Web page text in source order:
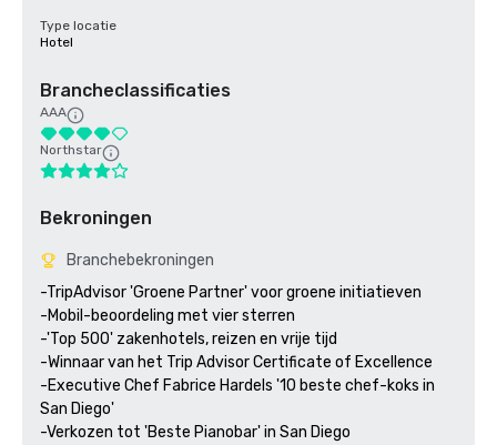
Type locatie
Hotel
Brancheclassificaties
AAA
Northstar
Bekroningen
Branchebekroningen
-TripAdvisor 'Groene Partner' voor groene initiatieven
-Mobil-beoordeling met vier sterren
-'Top 500' zakenhotels, reizen en vrije tijd
-Winnaar van het Trip Advisor Certificate of Excellence
-Executive Chef Fabrice Hardels '10 beste chef-koks in
San Diego'
-Verkozen tot 'Beste Pianobar' in San Diego